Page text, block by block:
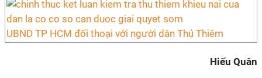
UBND TP HCM đối thoại với người dân Thủ Thiêm
Hiếu Quân